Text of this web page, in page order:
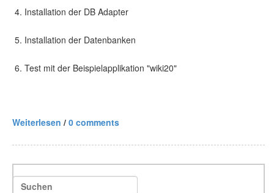
Installation der DB Adapter
Installation der Datenbanken
Test mit der Beispielapplikation "wiki20"
Weiterlesen / 0 comments